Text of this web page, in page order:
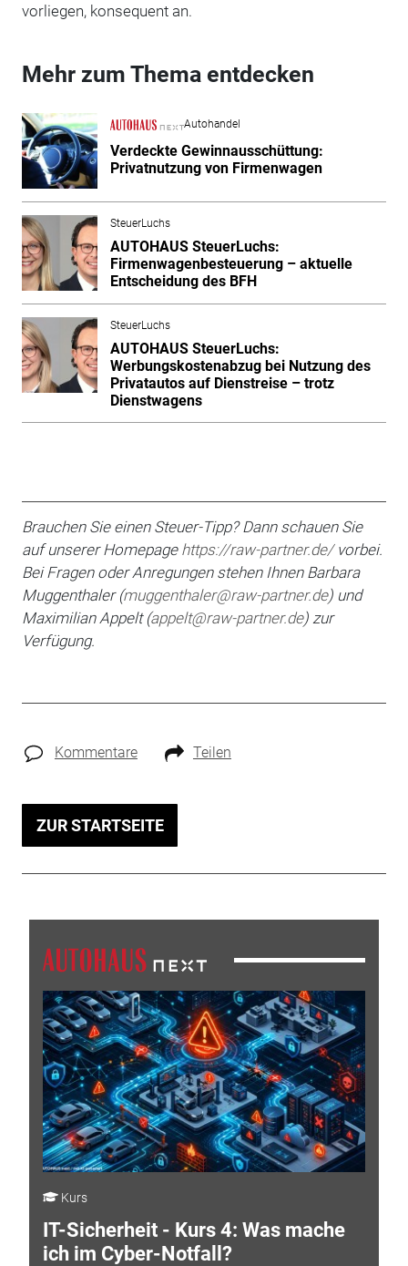
vorliegen, konsequent an.
Mehr zum Thema entdecken
Autohandel
Verdeckte Gewinnausschüttung:
Privatnutzung von Firmenwagen
SteuerLuchs
AUTOHAUS SteuerLuchs:
Firmenwagenbesteuerung – aktuelle
Entscheidung des BFH
SteuerLuchs
AUTOHAUS SteuerLuchs:
Werbungskostenabzug bei Nutzung des
Privatautos auf Dienstreise – trotz
Dienstwagens
Brauchen Sie einen Steuer-Tipp? Dann schauen Sie
auf unserer Homepage https://raw-partner.de/vorbei.
Bei Fragen oder An­regungen stehen Ihnen Barbara
Muggenthaler (muggenthaler@raw-partner.de) und
Maximilian Appelt (appelt@raw-partner.de) zur
Verfügung.
Kommentare Teilen
ZUR STARTSEITE
Kurs
IT-Sicherheit - Kurs 4: Was mache
ich im Cyber-Notfall?